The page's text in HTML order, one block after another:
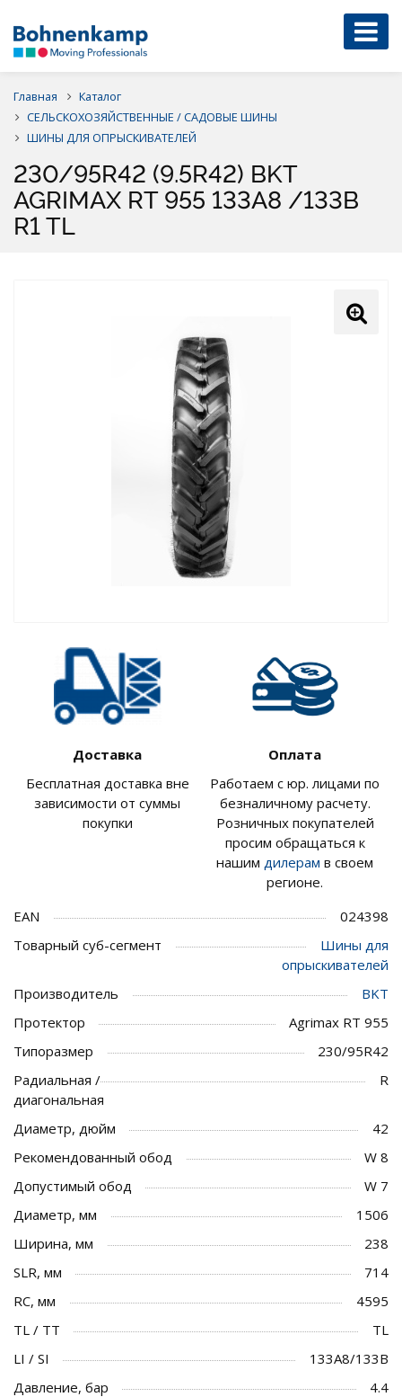
Главная
Каталог
СЕЛЬСКОХОЗЯЙСТВЕННЫЕ / САДОВЫЕ ШИНЫ
ШИНЫ ДЛЯ ОПРЫСКИВАТЕЛЕЙ
230/95R42 (9.5R42) BKT
AGRIMAX RT 955 133A8 /133B
R1 TL
Доставка
Бесплатная доставка вне
зависимости от суммы
покупки
Оплата
Работаем с юр. лицами по
безналичному расчету.
Розничных покупателей
просим обращаться к
нашим дилерам в своем
регионе.
EAN
024398
Товарный суб-сегмент
Шины для
опрыскивателей
Производитель
BKT
Протектор
Agrimax RT 955
Типоразмер
230/95R42
Радиальная /
диагональная
R
Диаметр, дюйм
42
Рекомендованный обод
W 8
Допустимый обод
W 7
Диаметр, мм
1506
Ширина, мм
238
SLR, мм
714
RC, мм
4595
TL / TT
TL
LI / SI
133A8/133B
Давление, бар
4.4